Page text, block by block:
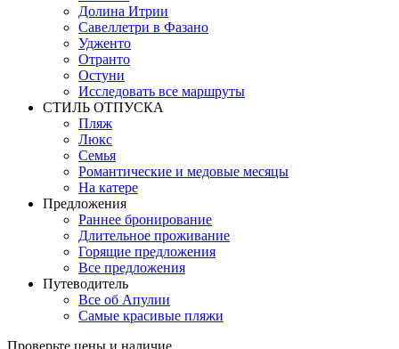
Долина Итрии
Савеллетри в Фазано
Удженто
Отранто
Остуни
Исследовать все маршруты
СТИЛЬ OТПУСКА
Пляж
Люкс
Семья
Романтические и медовые месяцы
На катере
Предложения
Раннее бронирование
Длительное проживание
Горящие предложения
Все предложения
Путеводитель
Все об Апулии
Самые красивые пляжи
Проверьте цены и наличие